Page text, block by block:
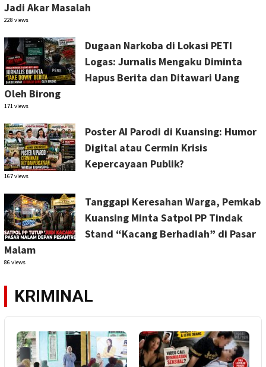
Jadi Akar Masalah
228 views
Dugaan Narkoba di Lokasi PETI
Logas: Jurnalis Mengaku Diminta
Hapus Berita dan Ditawari Uang
Oleh Birong
171 views
Poster AI Parodi di Kuansing: Humor
Digital atau Cermin Krisis
Kepercayaan Publik?
167 views
Tanggapi Keresahan Warga, Pemkab
Kuansing Minta Satpol PP Tindak
Stand “Kacang Berhadiah” di Pasar
Malam
86 views
KRIMINAL